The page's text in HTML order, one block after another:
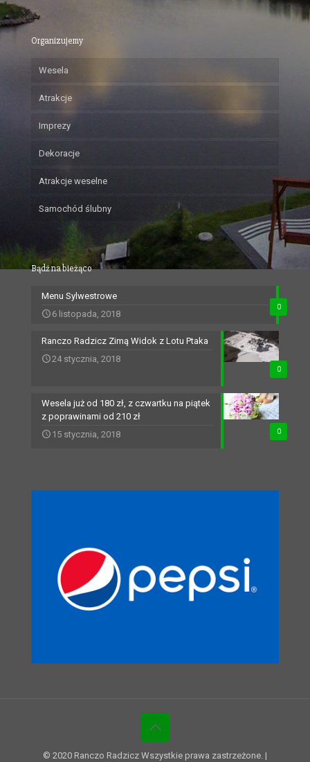
Organizujemy
Wesela
Atrakcje
Imprezy
Dekoracje
Atrakcje weselne
Samochód ślubny
Bądź na bieżąco
0
Menu Sylwestrowe
6 listopada, 2018
0
Ranczo Radzicz Zimą Widok z Lotu Ptaka
24 stycznia, 2018
0
Wesela już od 180 zł, z czwartku na piątek
z poprawinami od 210 zł
15 stycznia, 2018
© 2020 Ranczo Radzicz Wszystkie prawa zastrzeżone. |